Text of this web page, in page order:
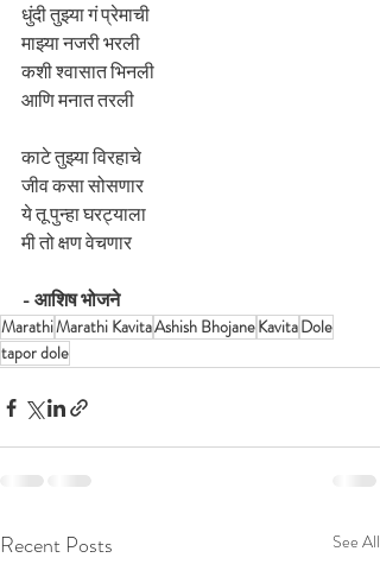
धुंदी तुझ्या गं प्रेमाची
माझ्या नजरी भरली
कशी श्वासात भिनली
आणि मनात तरली
काटे तुझ्या विरहाचे
जीव कसा सोसणार
ये तू पुन्हा घरट्याला
मी तो क्षण वेचणार
- आशिष भोजने
MarathiMarathi KavitaAshish BhojaneKavitaDole
tapor dole
Recent Posts See All